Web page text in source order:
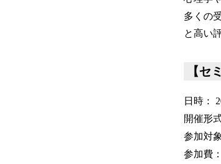
多くの
と高い
【セ
日時：
開催形
参加対
参加費